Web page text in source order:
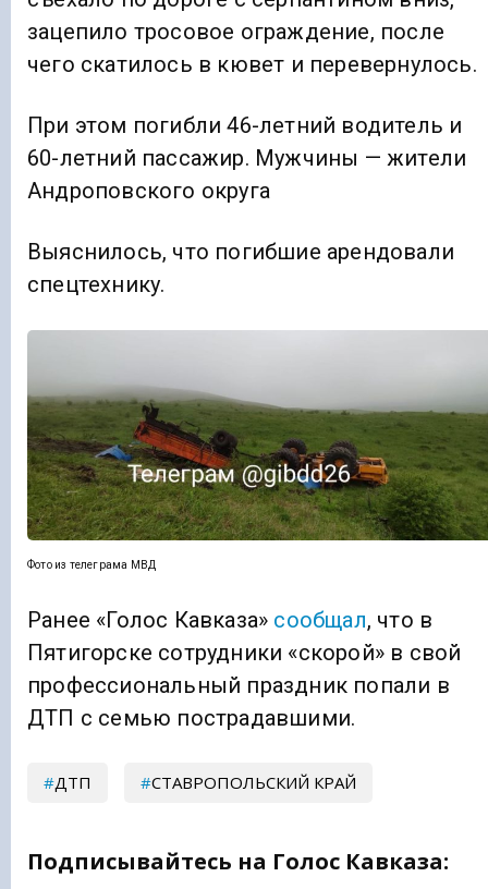
зацепило тросовое ограждение, после
чего скатилось в кювет и перевернулось.
При этом погибли 46-летний водитель и
60-летний пассажир. Мужчины — жители
Андроповского округа
Выяснилось, что погибшие арендовали
спецтехнику.
Фото из телеграма МВД
Ранее «Голос Кавказа» сообщал, что в
Пятигорске сотрудники «скорой» в свой
профессиональный праздник попали в
ДТП с семью пострадавшими.
ДТП СТАВРОПОЛЬСКИЙ КРАЙ
Подписывайтесь на Голос Кавказа: